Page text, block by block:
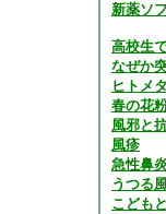
新薬ソ
高校生
なぜか
ヒトメ
春の花
風邪と
風疹
急性鼻
うつる
こども